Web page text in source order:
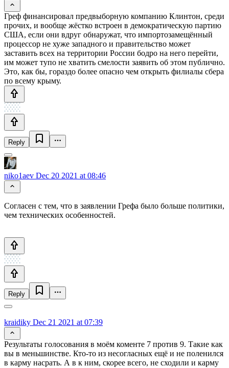
Греф финансировал предвыборную компанию Клинтон, среди
прочих, и вообще жёстко встроен в демократическую партию
США, если они вдруг обнаружат, что импортозамещённый
процессор не хуже западного и правительство может
заставить всех на территории России бодро на него перейти,
им может тупо не хватить смелости заявить об этом публично.
Это, как бы, гораздо более опасно чем открыть филиалы сбера
по всему крыму.
Reply
niko1aev Dec 20 2021 at 08:46
Согласен с тем, что в заявлении Грефа было больше политики,
чем технических особенностей.
Reply
kraidiky Dec 21 2021 at 07:39
Результаты голосования в моём коменте 7 против 9. Такие как
вы в меньшинстве. Кто-то из несогласных ещё и не поленился
в карму насрать. А в к ним, скорее всего, не сходили и карму